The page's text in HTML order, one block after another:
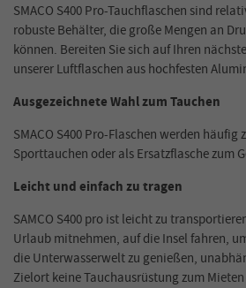
SMACO S400 Pro-Tauchflaschen sind
robuste Behälter, die große Mengen an
können. Bereiten Sie sich auf Ihren
unserer Luftflaschen aus hochfesten
Ausgezeichnete Wahl zum Tauchen
SMACO S400 Pro-Flaschen werden häufig
Sporttauchen oder als Ersatzflasche zum
Leicht und einfach zu tragen
SAMCO S400 pro ist leicht zu
Urlaub mitnehmen, auf die Insel fahren,
die Unterwasserwelt zu genießen,
Zielort keine Tauchausrüstung zum